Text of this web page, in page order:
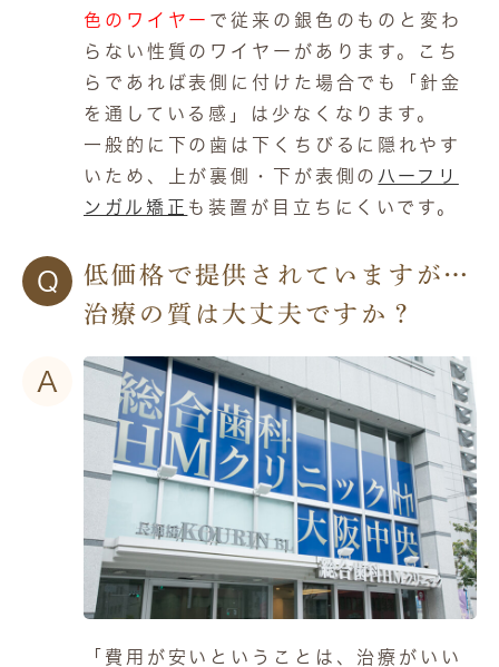
色のワイヤー で従来の銀色のものと変わ
らない性質のワイヤーがあります。こち
らであれば表側に付けた場合でも「針金
を通している感」は少なくなります。
一般的に下の歯は下くちびるに隠れやす
いため、上が裏側・下が表側の ハーフリ
ンガル矯正 も装置が目立ちにくいです。
Q
低価格で提供されていますが…
治療の質は大丈夫ですか？
A
「費用が安いということは、治療がいい